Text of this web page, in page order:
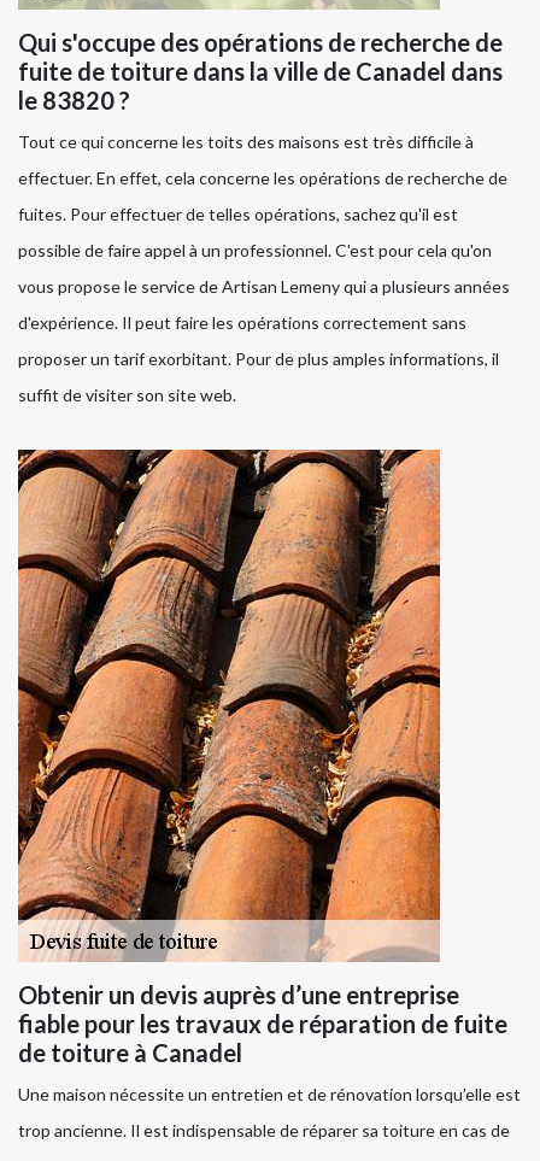
Qui s'occupe des opérations de recherche de
fuite de toiture dans la ville de Canadel dans
le 83820 ?
Tout ce qui concerne les toits des maisons est très difficile à
effectuer. En effet, cela concerne les opérations de recherche de
fuites. Pour effectuer de telles opérations, sachez qu'il est
possible de faire appel à un professionnel. C'est pour cela qu'on
vous propose le service de Artisan Lemeny qui a plusieurs années
d'expérience. Il peut faire les opérations correctement sans
proposer un tarif exorbitant. Pour de plus amples informations, il
suffit de visiter son site web.
Obtenir un devis auprès d’une entreprise
fiable pour les travaux de réparation de fuite
de toiture à Canadel
Une maison nécessite un entretien et de rénovation lorsqu’elle est
trop ancienne. Il est indispensable de réparer sa toiture en cas de